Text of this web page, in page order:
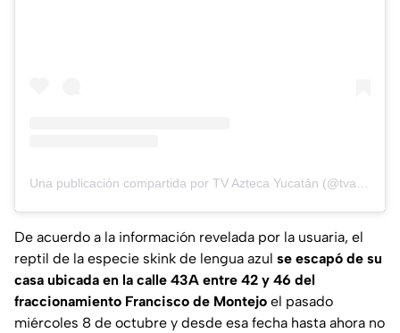
Una publicación compartida por TV Azteca Yucatán (@tvaztecayucatan)
De acuerdo a la información revelada por la usuaria, el
reptil de la especie skink de lengua azul se escapó de su
casa ubicada en la calle 43A entre 42 y 46 del
fraccionamiento Francisco de Montejo el pasado
miércoles 8 de octubre y desde esa fecha hasta ahora no